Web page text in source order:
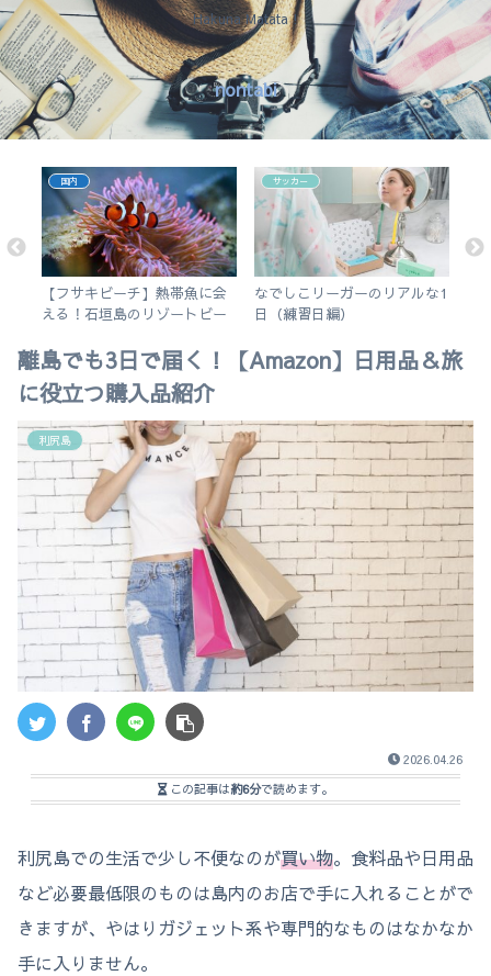
Hakuna Matata !
nontabi
国内
【フサキビーチ】熱帯魚に会
える！石垣島のリゾートビー
サッカー
なでしこリーガーのリアルな1
日（練習日編）
離島でも3日で届く！【Amazon】日用品＆旅
に役立つ購入品紹介
利尻島
2026.04.26
この記事は約6分で読めます。
利尻島での生活で少し不便なのが買い物。食料品や日用品
など必要最低限のものは島内のお店で手に入れることがで
きますが、やはりガジェット系や専門的なものはなかなか
手に入りません。